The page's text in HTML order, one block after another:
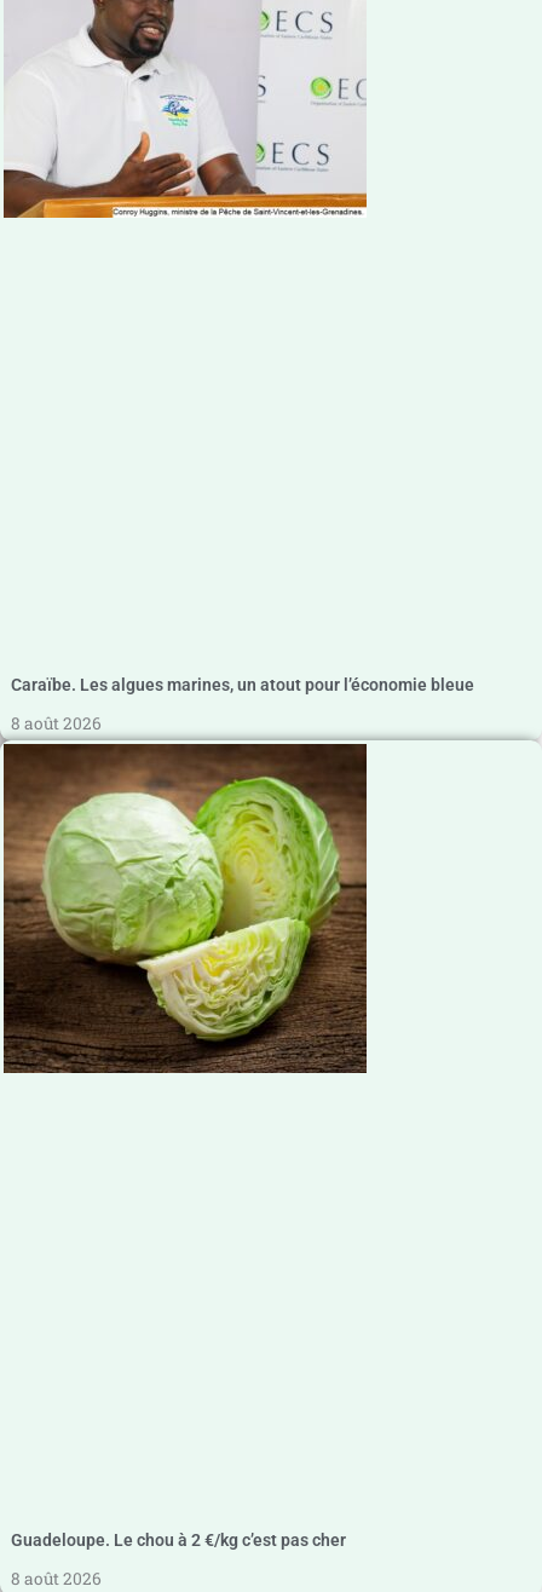
Caraïbe. Les algues marines, un atout pour l’économie bleue
8 août 2026
Guadeloupe. Le chou à 2 €/kg c’est pas cher
8 août 2026